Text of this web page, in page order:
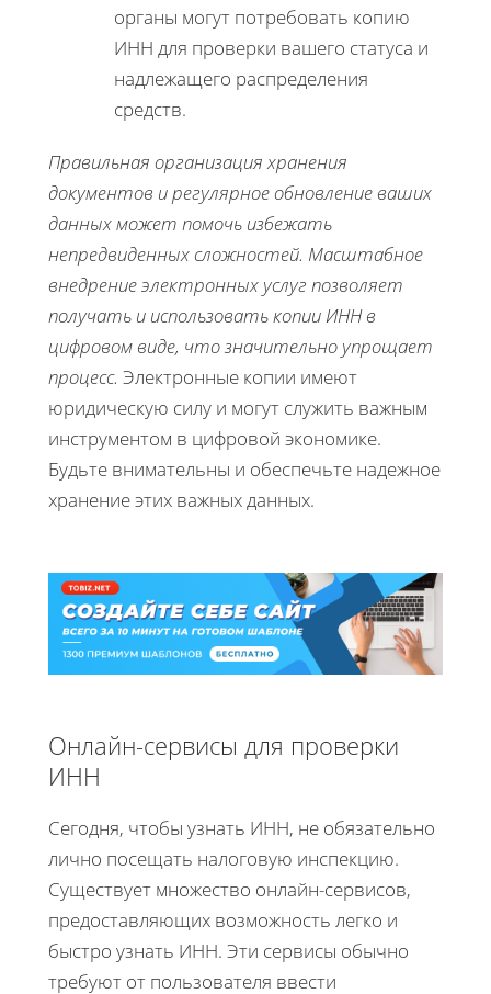
органы могут потребовать копию
ИНН для проверки вашего статуса и
надлежащего распределения
средств.
Правильная организация хранения
документов и регулярное обновление ваших
данных может помочь избежать
непредвиденных сложностей. Масштабное
внедрение электронных услуг позволяет
получать и использовать копии ИНН в
цифровом виде, что значительно упрощает
процесс. Электронные копии имеют
юридическую силу и могут служить важным
инструментом в цифровой экономике.
Будьте внимательны и обеспечьте надежное
хранение этих важных данных.
Онлайн-сервисы для проверки
ИНН
Сегодня, чтобы узнать ИНН, не обязательно
лично посещать налоговую инспекцию.
Существует множество онлайн-сервисов,
предоставляющих возможность легко и
быстро узнать ИНН. Эти сервисы обычно
требуют от пользователя ввести